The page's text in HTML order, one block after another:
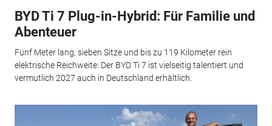
BYD Ti 7 Plug-in-Hybrid: Für Familie und
Abenteuer
Fünf Meter lang, sieben Sitze und bis zu 119 Kilometer rein
elektrische Reichweite: Der BYD Ti 7 ist vielseitig talentiert und
vermutlich 2027 auch in Deutschland erhältlich.